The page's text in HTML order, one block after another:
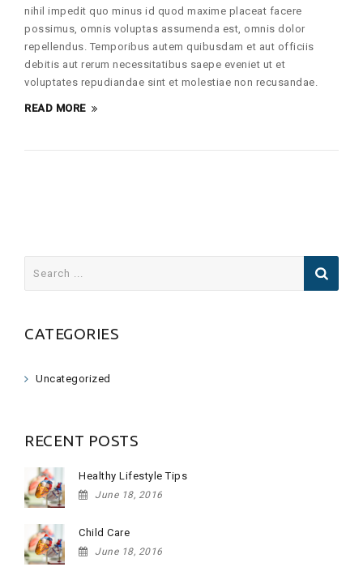
nihil impedit quo minus id quod maxime placeat facere
possimus, omnis voluptas assumenda est, omnis dolor
repellendus. Temporibus autem quibusdam et aut officiis
debitis aut rerum necessitatibus saepe eveniet ut et
voluptates repudiandae sint et molestiae non recusandae.
READ MORE
CATEGORIES
Uncategorized
RECENT POSTS
Healthy Lifestyle Tips
June 18, 2016
Child Care
June 18, 2016